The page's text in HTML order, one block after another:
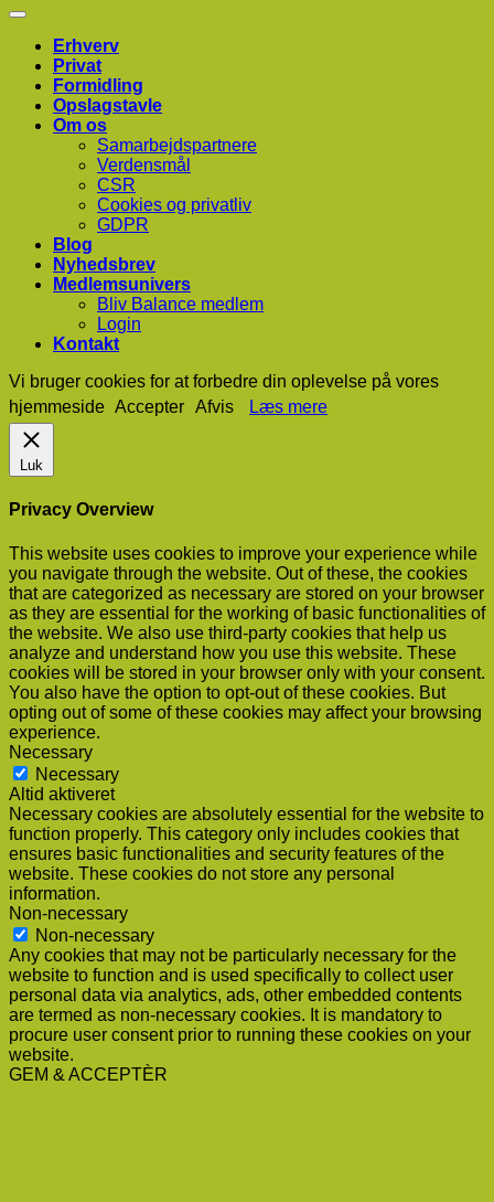
Erhverv
Privat
Formidling
Opslagstavle
Om os
Samarbejdspartnere
Verdensmål
CSR
Cookies og privatliv
GDPR
Blog
Nyhedsbrev
Medlemsunivers
Bliv Balance medlem
Login
Kontakt
Vi bruger cookies for at forbedre din oplevelse på vores
hjemmeside Accepter Afvis Læs mere
Luk
Privacy Overview
This website uses cookies to improve your experience while
you navigate through the website. Out of these, the cookies
that are categorized as necessary are stored on your browser
as they are essential for the working of basic functionalities of
the website. We also use third-party cookies that help us
analyze and understand how you use this website. These
cookies will be stored in your browser only with your consent.
You also have the option to opt-out of these cookies. But
opting out of some of these cookies may affect your browsing
experience.
Necessary
Necessary
Altid aktiveret
Necessary cookies are absolutely essential for the website to
function properly. This category only includes cookies that
ensures basic functionalities and security features of the
website. These cookies do not store any personal
information.
Non-necessary
Non-necessary
Any cookies that may not be particularly necessary for the
website to function and is used specifically to collect user
personal data via analytics, ads, other embedded contents
are termed as non-necessary cookies. It is mandatory to
procure user consent prior to running these cookies on your
website.
GEM & ACCEPTÈR